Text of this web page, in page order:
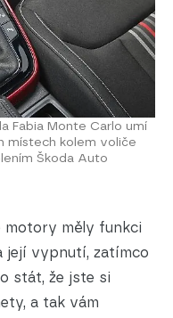
Fabia Monte Carlo umí
místech kolem voliče
Škoda Auto
motory měly funkci
vypnutí, zatímco
stát, že jste si
a tak vám